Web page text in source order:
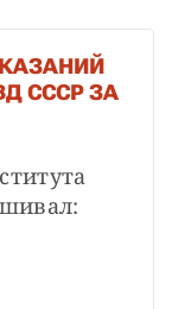
СССР ЗА